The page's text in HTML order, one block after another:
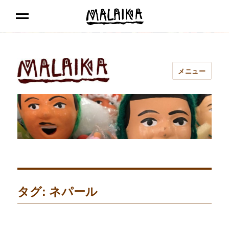
マライカ あべの
メニュー
タグ: ネパール